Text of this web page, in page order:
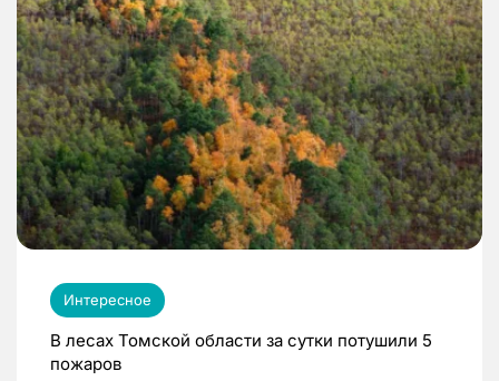
Интересное
В лесах Томской области за сутки потушили 5
пожаров